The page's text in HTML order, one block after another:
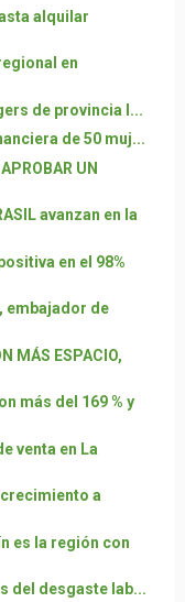
alquilar
en
de provincia l...
de 50 muj...
UN
avanzan en la
en el 98%
embajador de
MÁS ESPACIO,
más del 169 % y
venta en La
a
es la región con
del desgaste lab...